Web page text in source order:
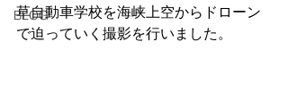
BLOG
草自動車学校を海峡上空からドローン
で迫っていく撮影を行いました。